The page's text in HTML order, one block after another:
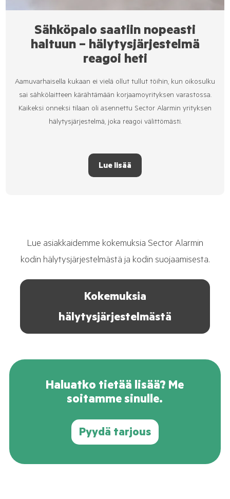
Sähköpalo saatiin nopeasti
haltuun – hälytysjärjestelmä
reagoi heti
Aamuvarhaisella kukaan ei vielä ollut tullut töihin, kun oikosulku
sai sähkölaitteen kärähtämään korjaamoyrityksen varastossa.
Kaikeksi onneksi tilaan oli asennettu Sector Alarmin yrityksen
hälytysjärjestelmä, joka reagoi välittömästi.
Lue lisää
Lue asiakkaidemme kokemuksia Sector Alarmin
kodin hälytysjärjestelmästä ja kodin suojaamisesta.
Kokemuksia
hälytysjärjestelmästä
Haluatko tietää lisää? Me
soitamme sinulle.
Pyydä tarjous